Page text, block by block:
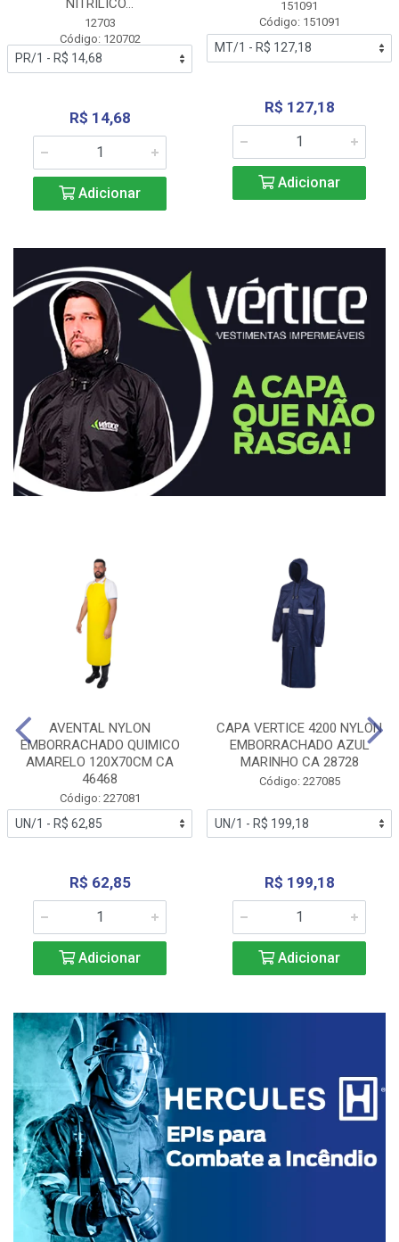
NITRÍLICO...
12703
Código: 120702
R$ 14,68
Adicionar
151091
Código: 151091
R$ 127,18
Adicionar
AVENTAL NYLON
EMBORRACHADO QUIMICO
AMARELO 120X70CM CA
46468
Código: 227081
R$ 62,85
Adicionar
CAPA VERTICE 4200 NYLON
EMBORRACHADO AZUL
MARINHO CA 28728
Código: 227085
R$ 199,18
Adicionar